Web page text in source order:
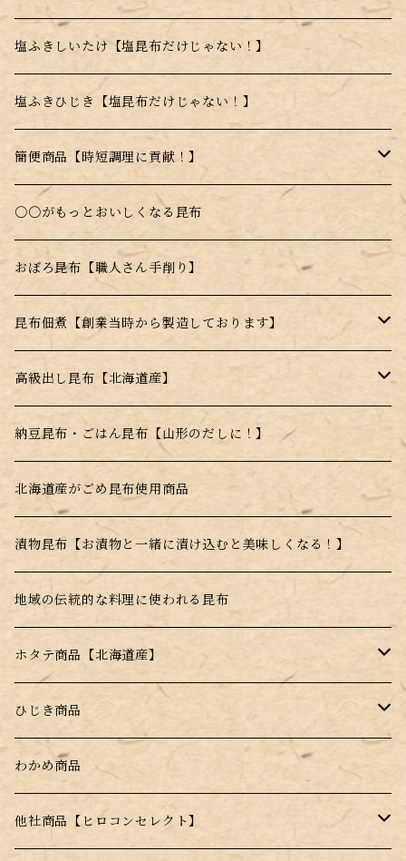
甘味料不使用商品
日高昆布使用
乾燥とろろ昆布
品質重視商品【上質な昆布使用】
塩ふきしいたけ【塩昆布だけじゃない！】
塩ふきひじき【塩昆布だけじゃない！】
簡便商品【時短調理に貢献！】
料理に入れるだけで昆布本来の味を楽しめる！
お湯を注ぐだけのスープの素
電子レンジで簡単調理！
水戻し不要！料理にそのまま投入！
〇〇がもっとおいしくなる昆布
おぼろ昆布【職人さん手削り】
昆布佃煮【創業当時から製造しております】
ごま昆布
とんがらし昆布
高級出し昆布【北海道産】
羅臼昆布
利尻昆布
真昆布
根昆布
納豆昆布・ごはん昆布【山形のだしに！】
北海道産がごめ昆布使用商品
漬物昆布【お漬物と一緒に漬け込むと美味しくなる！】
地域の伝統的な料理に使われる昆布
ホタテ商品【北海道産】
干し帆立貝柱【北海道産】
薄焼きせんべい【昆布＋帆立】
ひじき商品
塩ふきひじき【塩昆布だけじゃない！】
水戻し不要！料理にそのまま入れるだけ！
わかめ商品
他社商品【ヒロコンセレクト】